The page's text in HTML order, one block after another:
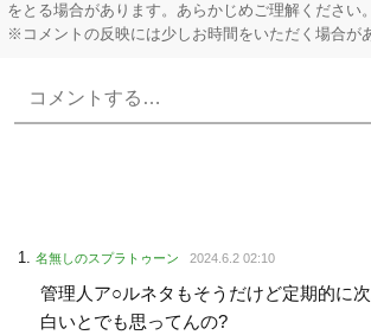
をとる場合があります。あらかじめご理解ください。
※コメントの反映には少しお時間をいただく場合が
名無しのスプラトゥーン 2024.6.2 02:10
管理人ア○ルネタもそうだけど定期的に
白いとでも思ってんの?